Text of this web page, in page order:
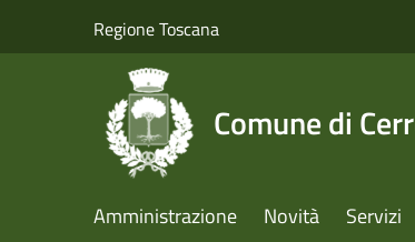
Regione Toscana
Comune di
Amministrazione Novità Servizi